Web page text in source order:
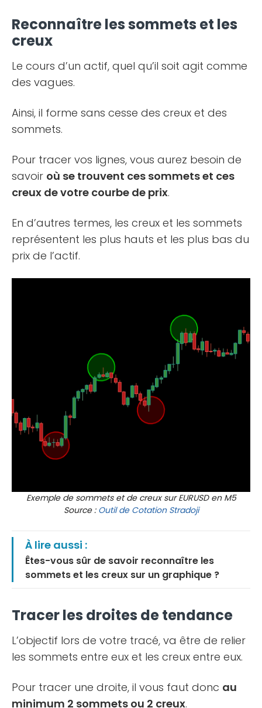
Reconnaître les sommets et les
creux
Le cours d’un actif, quel qu’il soit agit comme
des vagues.
Ainsi, il forme sans cesse des creux et des
sommets.
Pour tracer vos lignes, vous aurez besoin de
savoir où se trouvent ces sommets et ces
creux de votre courbe de prix.
En d’autres termes, les creux et les sommets
représentent les plus hauts et les plus bas du
prix de l’actif.
Exemple de sommets et de creux sur EURUSD en M5
Source : Outil de Cotation Stradoji
À lire aussi :
Êtes-vous sûr de savoir reconnaître les
sommets et les creux sur un graphique ?
Tracer les droites de tendance
L’objectif lors de votre tracé, va être de relier
les sommets entre eux et les creux entre eux.
Pour tracer une droite, il vous faut donc au
minimum 2 sommets ou 2 creux.